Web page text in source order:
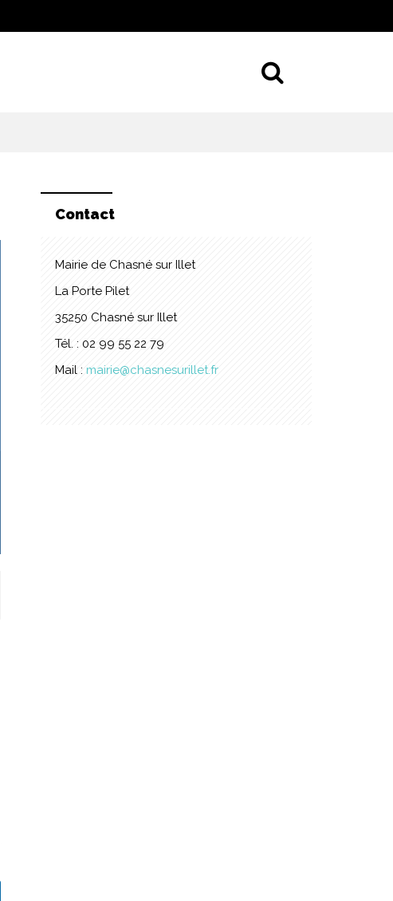
Contact
Mairie de Chasné sur Illet
La Porte Pilet
35250 Chasné sur Illet
Tél. : 02 99 55 22 79
Mail : mairie@chasnesurillet.fr